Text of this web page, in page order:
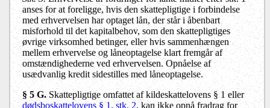
anses for at foreligge, hvis den skattepligtige i forbindelse
med erhvervelsen har optaget lån, der står i åbenbart
misforhold til det kapitalbehov, som den skattepligtiges
øvrige virksomhed betinger, eller hvis sammenhængen
mellem erhvervelse og låneoptagelse klart fremgår af
omstændighederne ved erhvervelsen. Opnåelse af
usædvanlig kredit sidestilles med låneoptagelse.
§ 5 G.Skattepligtige omfattet af kildeskattelovens § 1 eller
dødsboskattelovens § 1, stk. 2, kan ikke opnå fradrag for